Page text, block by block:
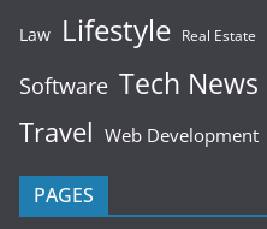
Law Lifestyle Real Estate
Software Tech News
Travel Web Development
PAGES